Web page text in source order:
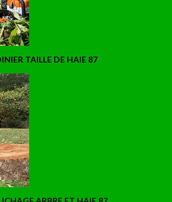
TAILLE DE HAIE 87